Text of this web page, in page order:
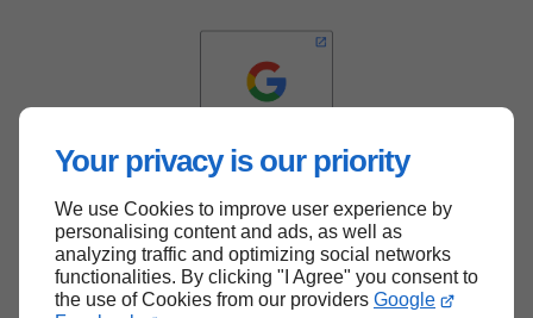
Your privacy is our priority
We use Cookies to improve user experience by
personalising content and ads, as well as
analyzing traffic and optimizing social networks
functionalities. By clicking "I Agree" you consent to
the use of Cookies from our providers Google
Haut de page